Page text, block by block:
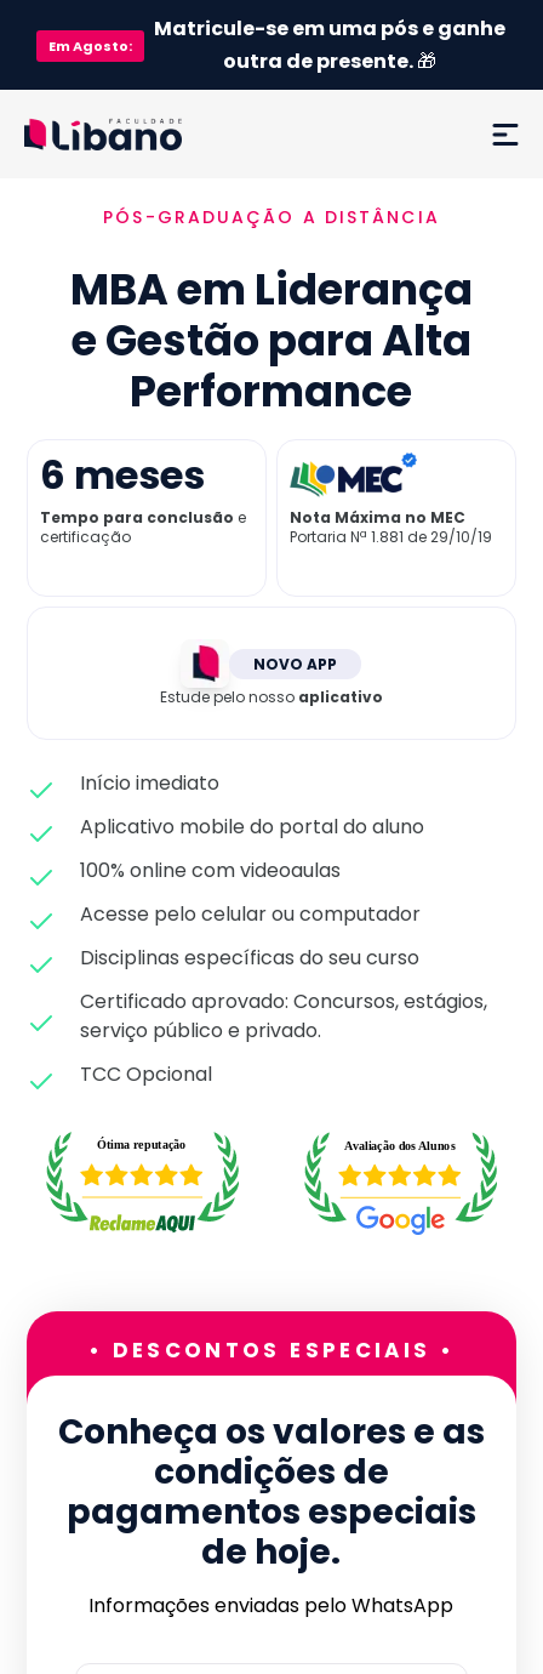
EmAgosto:
Matricule-se em uma pós e ganhe
outra de presente.🎁
Ementa
Como funciona
Credenciamento MEC
Já sou aluno
PÓS-GRADUAÇÃO A DISTÂNCIA
MBA em Liderança
e Gestão para Alta
Performance
6 meses
Tempo para conclusão e
certificação
Nota Máxima no MEC
Portaria Nª 1.881 de 29/10/19
NOVO APP
Estude pelo nosso aplicativo
Início imediato
Aplicativo mobile do portal do aluno
100% online com videoaulas
Acesse pelo celular ou computador
Disciplinas específicas do seu curso
Certificado aprovado: Concursos, estágios,
serviço público e privado.
TCC Opcional
• DESCONTOS ESPECIAIS •
Conheça os valores e as
condições de
pagamentos especiais
de hoje.
Informações enviadas pelo WhatsApp